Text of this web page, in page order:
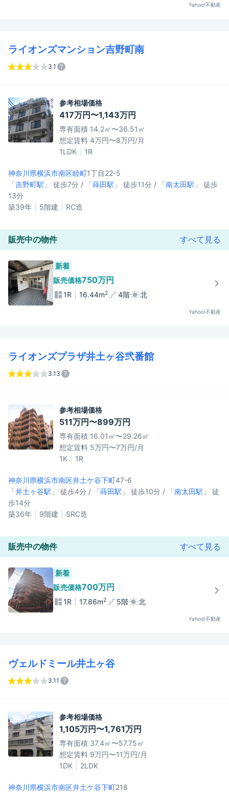
Yahoo!不動産
ライオンズマンション吉野町南
3.1
参考相場価格
417万円〜1,143万円
専有面積 14.2㎡〜36.51㎡
想定賃料 4万円〜8万円/月
1LDK
1R
神奈川県横浜市南区睦町1丁目22-5
「吉野町駅 」 徒歩7分 / 「蒔田駅 」 徒歩11分 / 「南太田駅 」 徒歩
13分
築39年
5階建 RC造
販売中の物件 すべて見る
新着
販売価格750万円
1R 16.44m2 4階 北
Yahoo!不動産
ライオンズプラザ井土ヶ谷弐番館
3.13
参考相場価格
511万円〜899万円
専有面積 16.01㎡〜29.26㎡
想定賃料 5万円〜7万円/月
1K
1R
神奈川県横浜市南区井土ケ谷下町47-6
「井土ヶ谷駅 」 徒歩4分 / 「蒔田駅 」 徒歩10分 / 「南太田駅 」 徒
歩14分
築36年
9階建 SRC造
販売中の物件 すべて見る
新着
販売価格700万円
1R 17.86m2 5階 北
Yahoo!不動産
ヴェルドミール井土ヶ谷
3.11
参考相場価格
1,105万円〜1,761万円
専有面積 37.4㎡〜57.75㎡
想定賃料 9万円〜11万円/月
1DK
2LDK
神奈川県横浜市南区井土ケ谷下町218